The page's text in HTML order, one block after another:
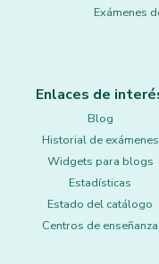
Exámenes
Enlaces de
Blog
Historial de exámenes
Widgets para blogs
Estadísticas
Estado del catálogo
Centros de enseñanza